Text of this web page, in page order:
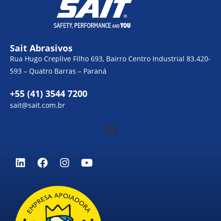
Sait Abrasivos
Rua Hugo Creplive Filho 693, Bairro Centro Industrial 83.420-
593 – Quatro Barras – Paraná
+55 (41) 3544 7200
sait@sait.com.br
Menu
L
i
e
d
F
a
e
b
o
I
n
t
a
g
Y
o
u
b